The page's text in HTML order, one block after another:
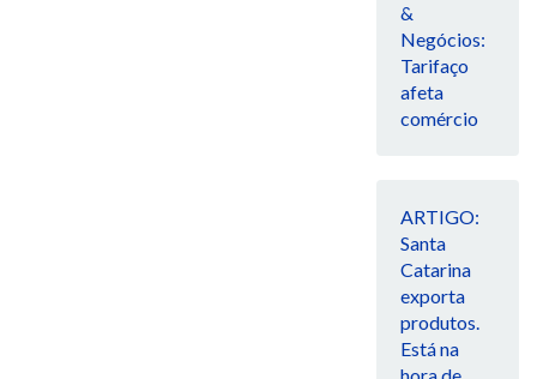
&
Negócios:
Tarifaço
afeta
comércio
ARTIGO:
Santa
Catarina
exporta
produtos.
Está na